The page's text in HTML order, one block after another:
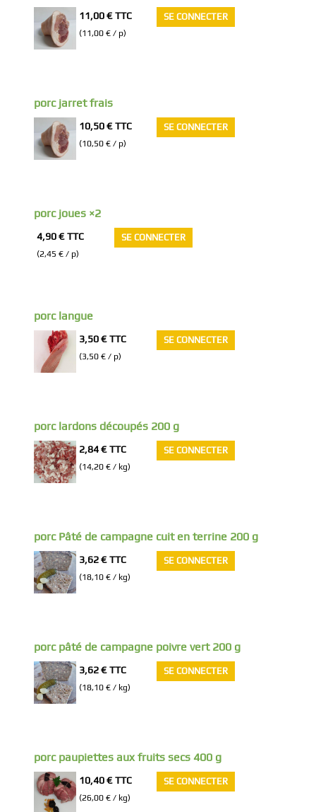
11,00 € TTC
(11,00 € / p)
SE CONNECTER
porc jarret frais
10,50 € TTC
(10,50 € / p)
SE CONNECTER
porc joues ×2
4,90 € TTC
(2,45 € / p)
SE CONNECTER
porc langue
3,50 € TTC
(3,50 € / p)
SE CONNECTER
porc lardons découpés 200 g
2,84 € TTC
(14,20 € / kg)
SE CONNECTER
porc Pâté de campagne cuit en terrine 200 g
3,62 € TTC
(18,10 € / kg)
SE CONNECTER
porc pâté de campagne poivre vert 200 g
3,62 € TTC
(18,10 € / kg)
SE CONNECTER
porc paupiettes aux fruits secs 400 g
10,40 € TTC
(26,00 € / kg)
SE CONNECTER